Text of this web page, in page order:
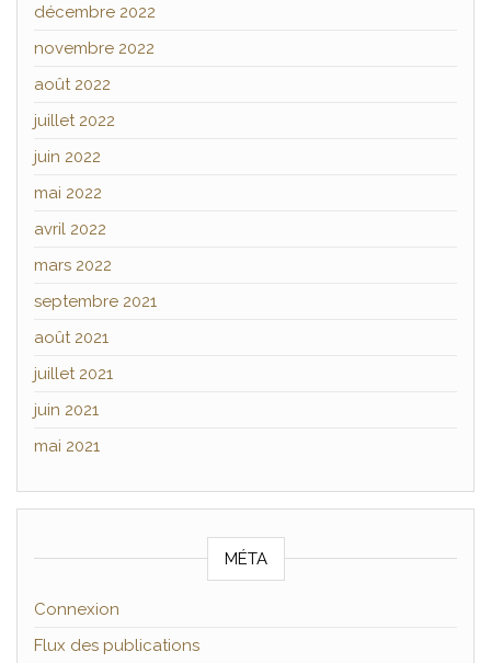
décembre 2022
novembre 2022
août 2022
juillet 2022
juin 2022
mai 2022
avril 2022
mars 2022
septembre 2021
août 2021
juillet 2021
juin 2021
mai 2021
MÉTA
Connexion
Flux des publications